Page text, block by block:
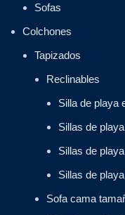
Sofas
Colchones
Tapizados
Reclinables
Silla de playa
Sillas de
Sillas de
Sillas de
Sofa cama